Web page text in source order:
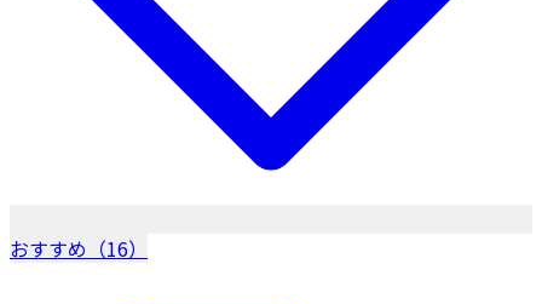
おすすめ（16）